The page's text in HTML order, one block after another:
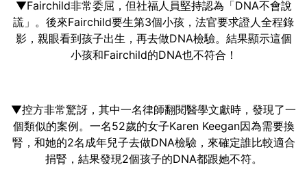
▼Fairchild非常委屈，但社福人員堅持認為「DNA不會說
謊」。後來Fairchild要生第3個小孩，法官要求證人全程錄
影，親眼看到孩子出生，再去做DNA檢驗。結果顯示這個
小孩和Fairchild的DNA也不符合！
▼控方非常驚訝，其中一名律師翻閱醫學文獻時，發現了一
個類似的案例。一名52歲的女子Karen Keegan因為需要換
腎，和她的2名成年兒子去做DNA檢驗，來確定誰比較適合
捐腎，結果發現2個孩子的DNA都跟她不符。